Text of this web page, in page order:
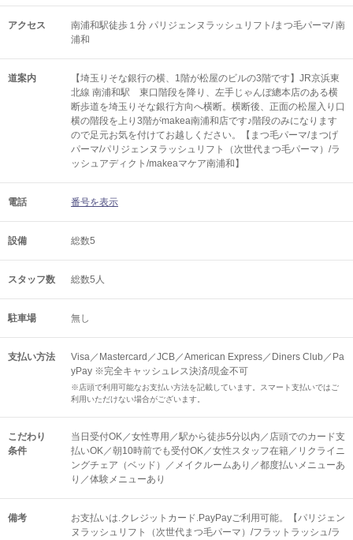
アクセス
南浦和駅徒歩１分 パリジェンヌラッシュリフト/まつ毛パーマ/ 南
浦和
道案内
【埼玉りそな銀行の横、1階が松屋のビルの3階です】JR京浜東
北線 南浦和駅 東口階段を降り、左手じゃんぼ總本店のある横
断歩道を埼玉りそな銀行方向へ横断。横断後、正面の松屋入り口
横の階段を上り3階がmakea南浦和店です♪階段のみになります
ので足元お気を付けてお越しください。【まつ毛パーマ/まつげ
パーマ/パリジェンヌラッシュリフト（次世代まつ毛パーマ）/ラ
ッシュアディクト/makeaマケア南浦和】
電話 番号を表示
設備 総数5
スタッフ数 総数5人
駐車場 無し
支払い方法
Visa／Mastercard／JCB／American Express／Diners Club／Pa
yPay ※完全キャッシュレス決済/現金不可
※店頭で利用可能なお支払い方法を記載しています。スマート支払いではご
利用いただけない場合がございます。
こだわり
条件
当日受付OK／女性専用／駅から徒歩5分以内／店頭でのカード支
払いOK／朝10時前でも受付OK／女性スタッフ在籍／リクライニ
ングチェア（ベッド）／メイクルームあり／都度払いメニューあ
り／体験メニューあり
備考
お支払いは.クレジットカード.PayPayご利用可能。【パリジェン
ヌラッシュリフト（次世代まつ毛パーマ）/フラットラッシュ/ラ